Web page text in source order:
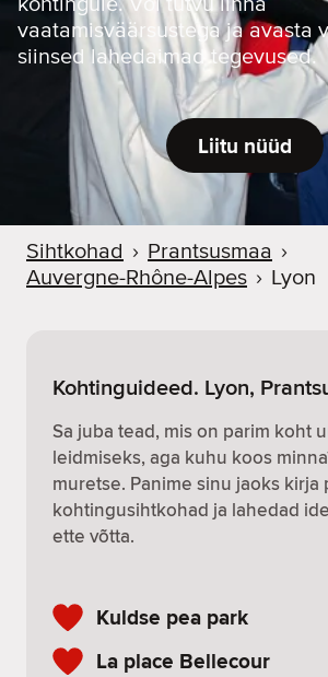
kohtingule. Või tutvu linna
vaatamisväärsustega ja avasta
siinsed lahedaimad tegevused.
Liitu nüüd
Sihtkohad › Prantsusmaa ›
Auvergne-Rhône-Alpes › Lyon
Kohtinguideed. Lyon,
Sa juba tead, mis on parim koht
leidmiseks, aga kuhu koos
muretse. Panime sinu jaoks kirja
kohtingusihtkohad ja lahedad
ette võtta.
Kuldse pea park
La place Bellecour